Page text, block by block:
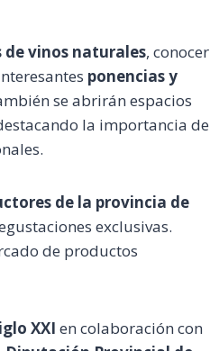
de vinos naturales, conocer
ponencias y
se abrirán espacios
la importancia de
de la provincia de
exclusivas.
de productos
XXI en colaboración con